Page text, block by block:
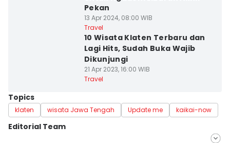
Pekan
13 Apr 2024, 08:00 WIB
Travel
10 Wisata Klaten Terbaru dan
Lagi Hits, Sudah Buka Wajib
Dikunjungi
21 Apr 2023, 16:00 WIB
Travel
Topics
klaten wisata Jawa Tengah Update me kaikai-now
Editorial Team